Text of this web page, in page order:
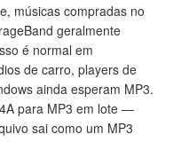
músicas compradas no
geralmente
é normal em
de carro, players de
ainda esperam MP3.
para MP3 em lote —
sai como um MP3